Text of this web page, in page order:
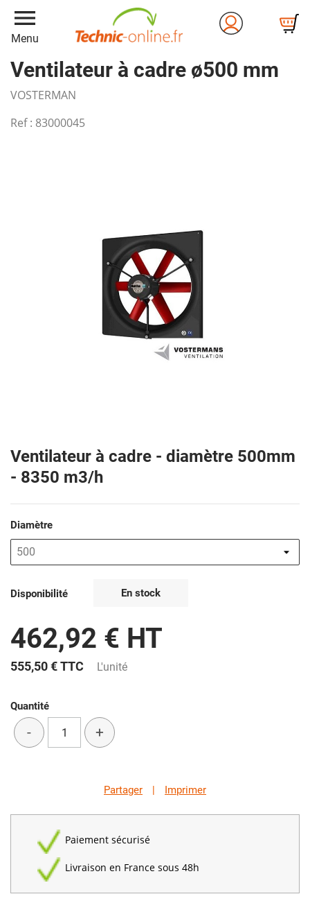
menu
Menu
Ventilateur à cadre ø500 mm
VOSTERMAN
Ref : 83000045
Ventilateur à cadre - diamètre 500mm
- 8350 m3/h
Diamètre
Disponibilité En stock
462,92 € HT
555,50 €TTC L'unité
Quantité
- +
Partager | Imprimer
Paiement sécurisé
Livraison en France sous 48h